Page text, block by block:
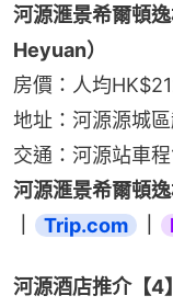
河源滙景希爾頓
Heyuan）
房價：人均
地址：河源源城
交通：河源站車
河源滙景希爾頓逸
Trip.com
河源酒店推介【4】